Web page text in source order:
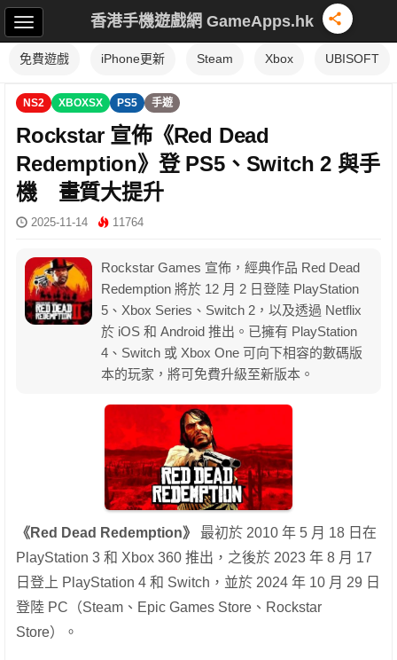
香港手機遊戲網 GameApps.hk
免費遊戲 iPhone更新 Steam Xbox UBISOFT
NS2 XBOXSX PS5 手遊
Rockstar 宣佈《Red Dead
Redemption》登 PS5、Switch 2 與手
機 畫質大提升
2025-11-14 11764
Rockstar Games 宣佈，經典作品 Red Dead
Redemption 將於 12 月 2 日登陸 PlayStation
5、Xbox Series、Switch 2，以及透過 Netflix
於 iOS 和 Android 推出。已擁有 PlayStation
4、Switch 或 Xbox One 可向下相容的數碼版
本的玩家，將可免費升級至新版本。
《Red Dead Redemption》
最初於 2010 年 5 月 18 日在
PlayStation 3 和 Xbox 360 推出，之後於 2023 年 8 月 17
日登上 PlayStation 4 和 Switch，並於 2024 年 10 月 29 日
登陸 PC（Steam、Epic Games Store、Rockstar
Store）。